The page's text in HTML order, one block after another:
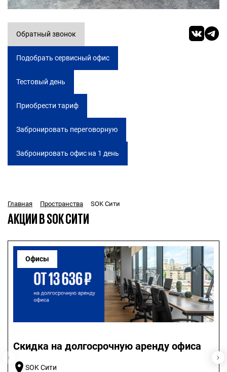
Обратный звонок
Подобрать сервисный офис
Тестовый день
Приобрести тариф
Забронировать переговорную
Забронировать офис на 1 день
Главная Пространства SOK Сити
АКЦИИ В SOK СИТИ
Офисы
Скидка на долгосрочную аренду офиса
SOK Сити